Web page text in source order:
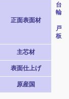
正面表面材
台
輪
戸
板
主芯材
表面仕上げ
原産国